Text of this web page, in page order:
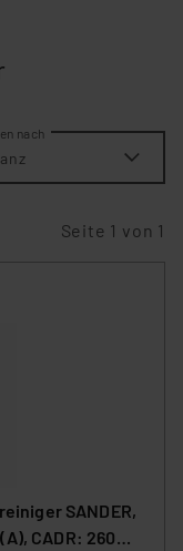
nach
Seite 1 von 1
SANDER,
CADR: 260